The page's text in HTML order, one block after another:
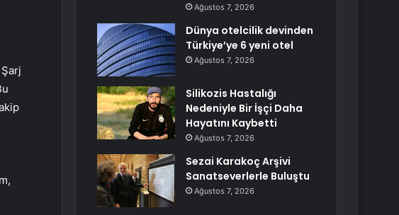
Ağustos 7, 2026
Dünya otelcilik devinden
Türkiye’ye 6 yeni otel
Ağustos 7, 2026
Silikozis Hastalığı
Nedeniyle Bir İşçi Daha
Hayatını Kaybetti
Ağustos 7, 2026
Sezai Karakoç Arşivi
Sanatseverlerle Buluştu
Ağustos 7, 2026